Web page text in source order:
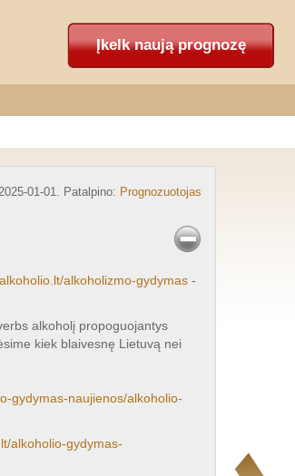
Įkelk naują prognozę
01-01. Patalpino: Prognozuotojas
alkoholizmo-gydymas -
alkoholį propoguojantys
kiek blaivesnę Lietuvą nei
gydymas-naujienos/alkoholio-
alkoholio-gydymas-